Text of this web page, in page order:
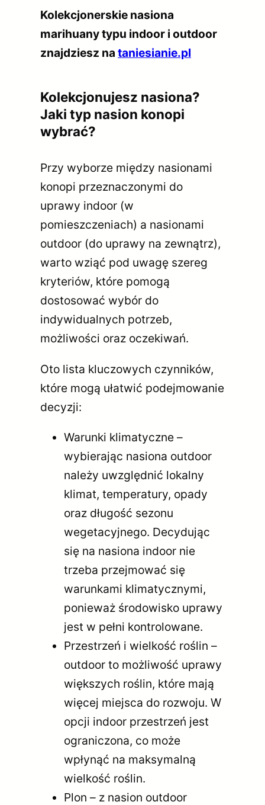
Kolekcjonerskie nasiona
marihuany typu indoor i outdoor
znajdziesz na taniesianie.pl
Kolekcjonujesz nasiona?
Jaki typ nasion konopi
wybrać?
Przy wyborze między nasionami
konopi przeznaczonymi do
uprawy indoor (w
pomieszczeniach) a nasionami
outdoor (do uprawy na zewnątrz),
warto wziąć pod uwagę szereg
kryteriów, które pomogą
dostosować wybór do
indywidualnych potrzeb,
możliwości oraz oczekiwań.
Oto lista kluczowych czynników,
które mogą ułatwić podejmowanie
decyzji:
Warunki klimatyczne –
wybierając nasiona outdoor
należy uwzględnić lokalny
klimat, temperatury, opady
oraz długość sezonu
wegetacyjnego. Decydując
się na nasiona indoor nie
trzeba przejmować się
warunkami klimatycznymi,
ponieważ środowisko uprawy
jest w pełni kontrolowane.
Przestrzeń i wielkość roślin –
outdoor to możliwość uprawy
większych roślin, które mają
więcej miejsca do rozwoju. W
opcji indoor przestrzeń jest
ograniczona, co może
wpłynąć na maksymalną
wielkość roślin.
Plon – z nasion outdoor